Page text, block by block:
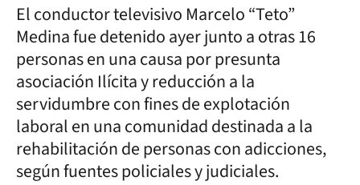
El conductor televisivo Marcelo “Teto”
Medina fue detenido ayer junto a otras 16
personas en una causa por presunta
asociación Ilícita y reducción a la
servidumbre con fines de explotación
laboral en una comunidad destinada a la
rehabilitación de personas con adicciones,
según fuentes policiales y judiciales.